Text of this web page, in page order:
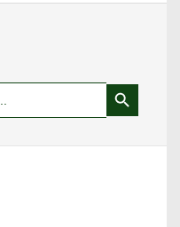
Search Button